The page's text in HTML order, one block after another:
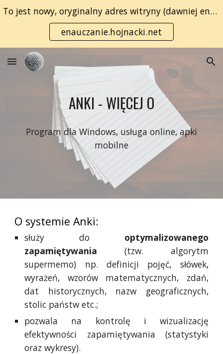
Skip to main content Skip to navigation
To jest nowy, oryginalny adres witryny (dawniej enauczanie.com):
enauczanie.hojnacki.net
ANKI - WIĘCEJ O
Program dla Windows, usługa online, apki
mobilne
O systemie Anki:
służy do optymalizowanego
zapamiętywania (tzw. algorytm
supermemo) np. definicji pojęć, słówek,
wyrażeń, wzorów matematycznych, zdań,
dat historycznych, nazw geograficznych,
stolic państw etc.;
pozwala na kontrolę i wizualizację
efektywności zapamiętywania (statystyki
oraz wykresy).